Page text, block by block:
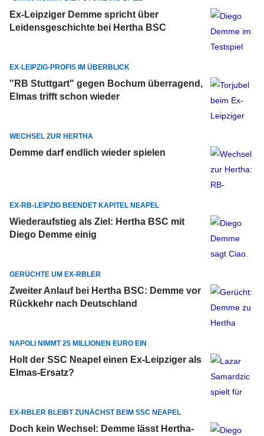
Ex-Leipziger Demme spricht über
Leidensgeschichte bei Hertha BSC
EX-LEIPZIG-PROFIS IM ÜBERBLICK
"RB Stuttgart" gegen Bochum überragend,
Elmas trifft schon wieder
WECHSEL ZUR HERTHA
Demme darf endlich wieder spielen
EX-RB-LEIPZIG BEENDET KAPITEL NEAPEL
Wiederaufstieg als Ziel: Hertha BSC mit
Diego Demme einig
GERÜCHTE UM EX-RBLER
Zweiter Anlauf bei Hertha BSC: Demme vor
Rückkehr nach Deutschland
NAPOLI NIMMT 25 MILLIONEN EURO EIN
Holt der SSC Neapel einen Ex-Leipziger als
Elmas-Ersatz?
EX-RBLER BLEIBT ZUNÄCHST BEIM SSC NEAPEL
Doch kein Wechsel: Demme lässt Hertha-